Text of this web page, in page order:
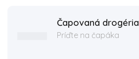
Čapovaná drogéria
Príďte na čapáka